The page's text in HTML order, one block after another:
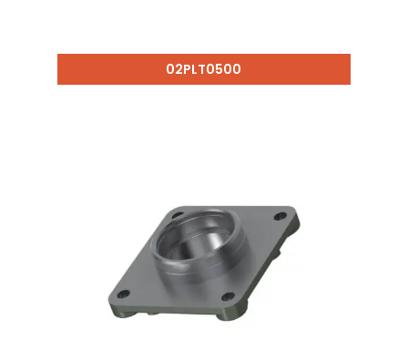
02PLT0500